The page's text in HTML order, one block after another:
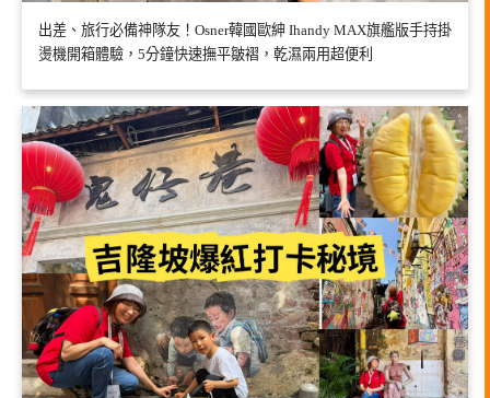
出差、旅行必備神隊友！Osner韓國歐紳 Ihandy MAX旗艦版手持掛
燙機開箱體驗，5分鐘快速撫平皺褶，乾濕兩用超便利